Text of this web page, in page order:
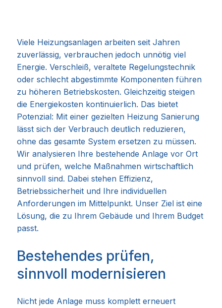
Viele Heizungsanlagen arbeiten seit Jahren
zuverlässig, verbrauchen jedoch unnötig viel
Energie. Verschleiß, veraltete Regelungstechnik
oder schlecht abgestimmte Komponenten führen
zu höheren Betriebskosten. Gleichzeitig steigen
die Energiekosten kontinuierlich. Das bietet
Potenzial: Mit einer gezielten Heizung Sanierung
lässt sich der Verbrauch deutlich reduzieren,
ohne das gesamte System ersetzen zu müssen.
Wir analysieren Ihre bestehende Anlage vor Ort
und prüfen, welche Maßnahmen wirtschaftlich
sinnvoll sind. Dabei stehen Effizienz,
Betriebssicherheit und Ihre individuellen
Anforderungen im Mittelpunkt. Unser Ziel ist eine
Lösung, die zu Ihrem Gebäude und Ihrem Budget
passt.
Bestehendes prüfen,
sinnvoll modernisieren
Nicht jede Anlage muss komplett erneuert